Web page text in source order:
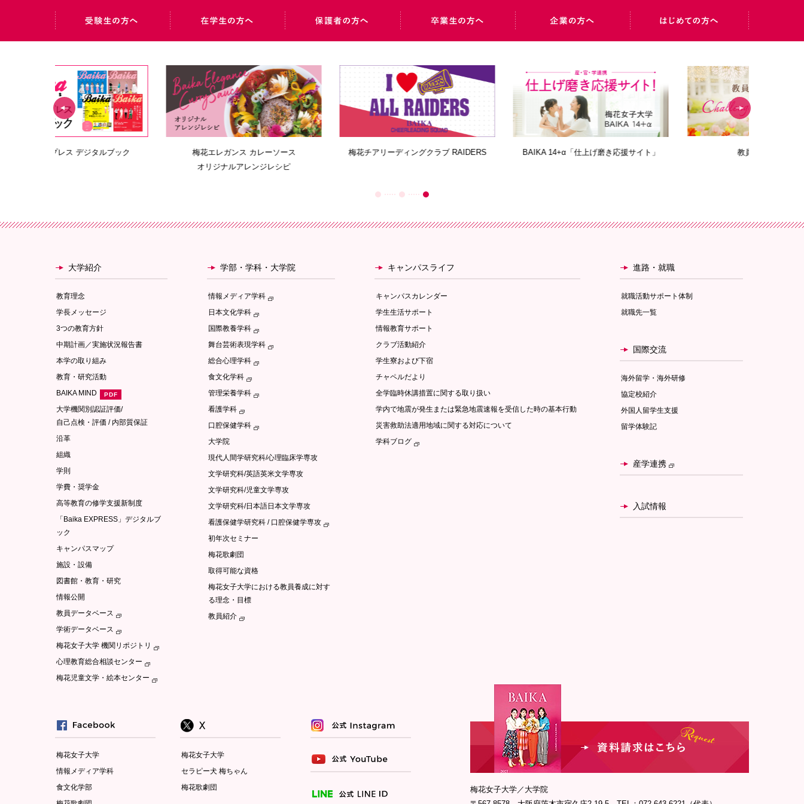
BAIKA 14+α「仕上げ磨き応援サイト」 教員紹介サイト 写真で見る梅花学園のあゆみ 梅花ブログ
大学紹介
教育理念
学長メッセージ
3つの教育方針
中期計画／実施状況報告書
本学の取り組み
教育・研究活動
BAIKA MIND
大学機関別認証評価/
自己点検・評価 / 内部質保証
沿革
組織
学則
学費・奨学金
高等教育の修学支援新制度
「Baika EXPRESS」デジタルブ
ック
キャンパスマップ
施設・設備
図書館・教育・研究
情報公開
教員データベース
学術データベース
梅花女子大学 機関リポジトリ
心理教育総合相談センター
梅花児童文学・絵本センター
学部・学科・大学院
情報メディア学科
日本文化学科
国際教養学科
舞台芸術表現学科
総合心理学科
食文化学科
管理栄養学科
看護学科
口腔保健学科
大学院
現代人間学研究科/心理臨床学専攻
文学研究科/英語英米文学専攻
文学研究科/児童文学専攻
文学研究科/日本語日本文学専攻
看護保健学研究科 / 口腔保健学専攻
初年次セミナー
梅花歌劇団
取得可能な資格
梅花女子大学における教員養成に対す
る理念・目標
教員紹介
キャンパスライフ
キャンパスカレンダー
学生生活サポート
情報教育サポート
クラブ活動紹介
学生寮および下宿
チャペルだより
全学臨時休講措置に関する取り扱い
学内で地震が発生または緊急地震速報を受信した時の基本行動
災害救助法適用地域に関する対応について
学科ブログ
進路・就職
就職活動サポート体制
就職先一覧
国際交流
海外留学・海外研修
協定校紹介
外国人留学生支援
留学体験記
産学連携
入試情報
梅花女子大学／大学院
梅花女子大学
情報メディア学科
食文化学部
梅花女子大学
セラピー犬 梅ちゃん
梅花歌劇団